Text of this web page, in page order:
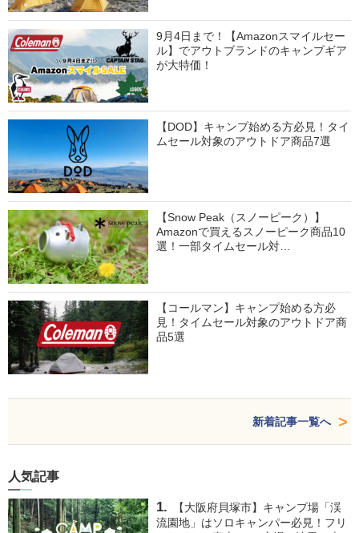
9月4日まで！【Amazonスマイルセー
ル】でアウトブランドのキャンプギア
が大特価！
【DOD】キャンプ始める方必見！タイ
ムセール対象のアウトドア商品7選
【Snow Peak（スノーピーク）】
Amazonで買えるスノーピーク商品10
選！一部タイムセール対…
【コールマン】キャンプ始める方必
見！タイムセール対象のアウトドア商
品5選
新着記事一覧へ
人気記事
【大阪府貝塚市】キャンプ場「渓
流園地」はソロキャンパー必見！フリ